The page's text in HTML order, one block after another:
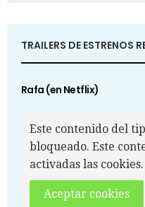
TRAILERS DE ESTRENOS
Rafa (en Netflix)
Este contenido del
bloqueado. Este
activadas las cookies.
Aceptar cookies